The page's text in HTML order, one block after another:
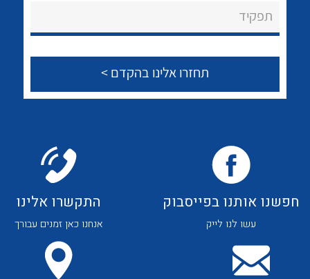
צור קשר
לכל מוצרי היצרן לכל מוצרי היצרן
תפקיד
חפשנו אותנו בפייסבוק
עשו לנו לייק
התקשרו אלינו
אנחנו כאן זמנים עבורך